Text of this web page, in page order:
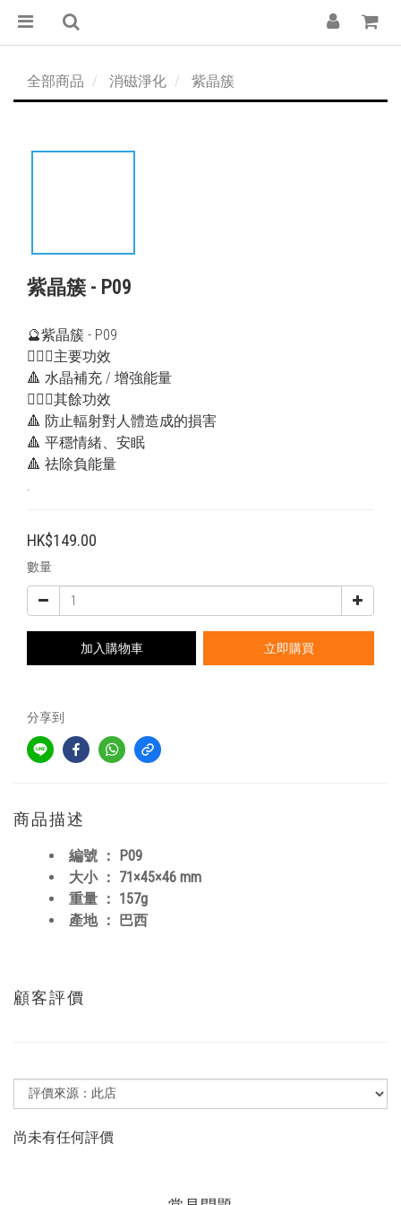
全部商品 消磁淨化 紫晶簇
紫晶簇 - P09
🔮紫晶簇 - P09
💁🏻‍♀️主要功效
🔺 水晶補充 / 增強能量
💁🏻‍♂️其餘功效
🔺 防止輻射對人體造成的損害
🔺 平穩情緒、安眠
🔺 祛除負能量
.
HK$149.00
數量
加入購物車 立即購買
分享到
商品描述
編號 ： P09
大小 ： 71×45×46 mm
重量 ： 157g
產地 ： 巴西
顧客評價
尚未有任何評價